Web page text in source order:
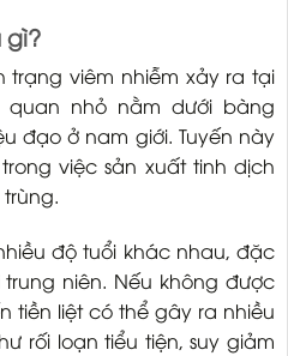
gì?
trạng viêm nhiễm xảy ra tại
nhỏ nằm dưới bàng
đạo ở nam giới. Tuyến này
việc sản xuất tinh dịch
độ tuổi khác nhau, đặc
niên. Nếu không được
tiền liệt có thể gây ra nhiều
rối loạn tiểu tiện, suy giảm